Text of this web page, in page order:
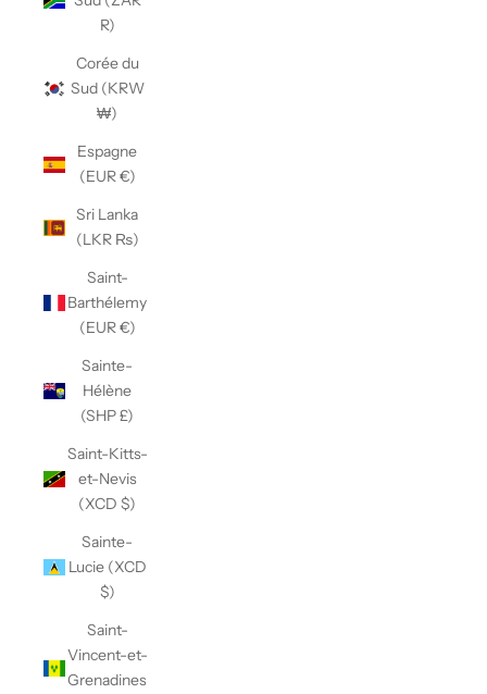
R)
Corée du
Sud (KRW
₩)
Espagne
(EUR €)
Sri Lanka
(LKR ₨)
Saint-
Barthélemy
(EUR €)
Sainte-
Hélène
(SHP £)
Saint-Kitts-
et-Nevis
(XCD $)
Sainte-
Lucie (XCD
$)
Saint-
Vincent-et-
Grenadines